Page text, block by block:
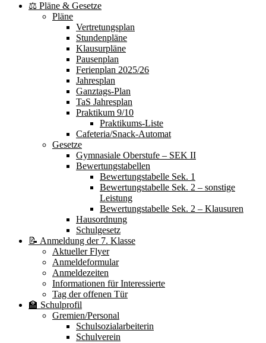
⚖️ Pläne & Gesetze
Pläne
Vertretungsplan
Stundenpläne
Klausurpläne
Pausenplan
Ferienplan 2025/26
Jahresplan
Ganztags-Plan
TaS Jahresplan
Praktikum 9/10
Praktikums-Liste
Cafeteria/Snack-Automat
Gesetze
Gymnasiale Oberstufe – SEK II
Bewertungstabellen
Bewertungstabelle Sek. 1
Bewertungstabelle Sek. 2 – sonstige
Leistung
Bewertungstabelle Sek. 2 – Klausuren
Hausordnung
Schulgesetz
📝 Anmeldung der 7. Klasse
Aktueller Flyer
Anmeldeformular
Anmeldezeiten
Informationen für Interessierte
Tag der offenen Tür
🏫 Schulprofil
Gremien/Personal
Schulsozialarbeiterin
Schulverein